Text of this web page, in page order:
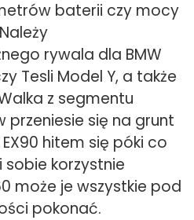
baterii czy mocy
rywala dla BMW
Tesli Model Y, a także
z segmentu
przeniesie się na grunt
hitem się póki co
sobie korzystnie
może je wszystkie pod
pokonać.